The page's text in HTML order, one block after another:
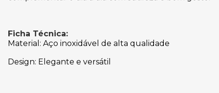
Ficha Técnica:
Material: Aço inoxidável de alta qualidade
Design: Elegante e versátil